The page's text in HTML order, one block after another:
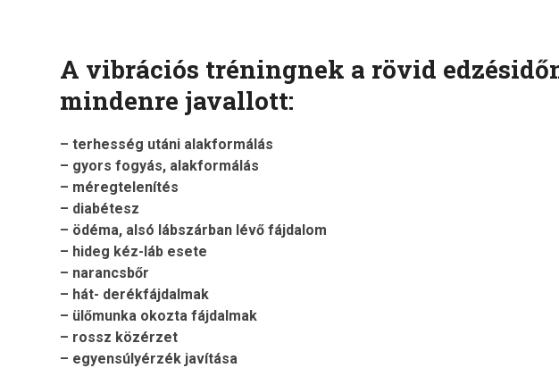
A vibrációs tréningnek a rövid
mindenre javallott:
– terhesség utáni alakformálás
– gyors fogyás, alakformálás
– méregtelenítés
– diabétesz
– ödéma, alsó lábszárban lévő fájdalom
– hideg kéz-láb esete
– narancsbőr
– hát- derékfájdalmak
– ülőmunka okozta fájdalmak
– rossz közérzet
– egyensúlyérzék javítása